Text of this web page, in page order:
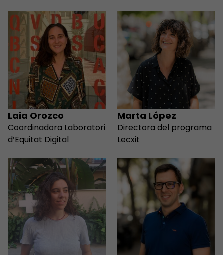
Laia Orozco
Coordinadora Laboratori
d’Equitat Digital
Marta López
Directora del programa
Lecxit